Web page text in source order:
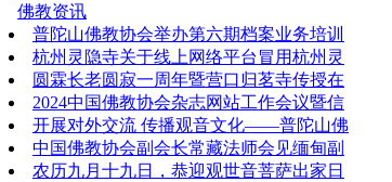
佛教资讯
普陀山佛教协会举办第六期档案业务培训
杭州灵隐寺关于线上网络平台冒用杭州灵
圆霖长老圆寂一周年暨营口归茗寺传授在
2024中国佛教协会杂志网站工作会议暨信
开展对外交流 传播观音文化——普陀山佛
中国佛教协会副会长常藏法师会见缅甸副
农历九月十九日，恭迎观世音菩萨出家日